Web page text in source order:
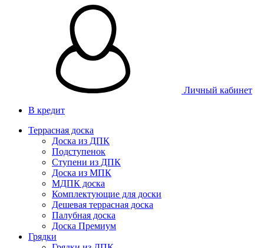
Личный кабинет
В кредит
Террасная доска
Доска из ДПК
Подступенок
Ступени из ДПК
Доска из МПК
МДПК доска
Комплектующие для доски
Дешевая террасная доска
Палубная доска
Доска Премиум
Грядки